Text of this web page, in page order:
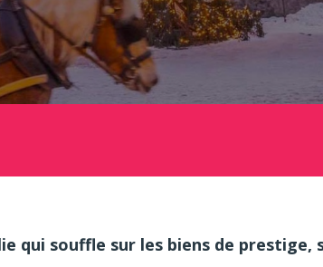
qui souffle sur les biens de prestige,